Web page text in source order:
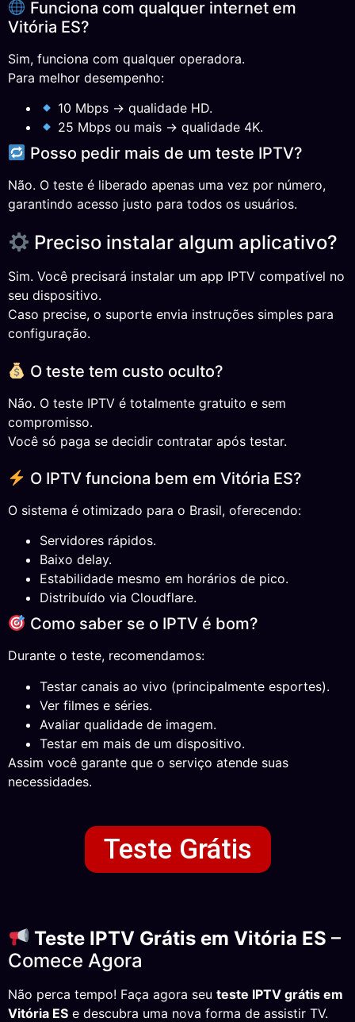
Funciona com qualquer internet em
Vitória ES?
Sim, funciona com qualquer operadora.
Para melhor desempenho:
10 Mbps → qualidade HD.
25 Mbps ou mais → qualidade 4K.
Posso pedir mais de um teste IPTV?
Não. O teste é liberado apenas uma vez por número,
garantindo acesso justo para todos os usuários.
Preciso instalar algum aplicativo?
Sim. Você precisará instalar um app IPTV compatível no
seu dispositivo.
Caso precise, o suporte envia instruções simples para
configuração.
O teste tem custo oculto?
Não. O teste IPTV é totalmente gratuito e sem
compromisso.
Você só paga se decidir contratar após testar.
O IPTV funciona bem em Vitória ES?
O sistema é otimizado para o Brasil, oferecendo:
Servidores rápidos.
Baixo delay.
Estabilidade mesmo em horários de pico.
Distribuído via Cloudflare.
Como saber se o IPTV é bom?
Durante o teste, recomendamos:
Testar canais ao vivo (principalmente esportes).
Ver filmes e séries.
Avaliar qualidade de imagem.
Testar em mais de um dispositivo.
Assim você garante que o serviço atende suas
necessidades.
Teste Grátis
Teste IPTV Grátis em Vitória ES –
Comece Agora
Não perca tempo! Faça agora seu teste IPTV grátis em
Vitória ES e descubra uma nova forma de assistir TV.